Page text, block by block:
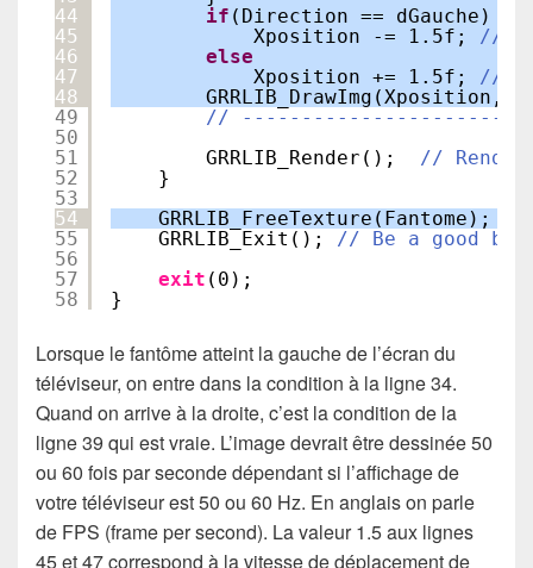
44
45
46
47
48
49
50
51
52
53
54
55
56
57
58
if (Direction == dGauche)
Xposition -= 1.5f; //
else
Xposition += 1.5f; //
//
GRRLIB_Render(); //
}
GRRLIB_FreeTexture(Fantome);
GRRLIB_Exit(); // Be a good
exit (0);
}
Lorsque le fantôme atteint la gauche de l’écran du
téléviseur, on entre dans la condition à la ligne 34.
Quand on arrive à la droite, c’est la condition de la
ligne 39 qui est vraie. L’image devrait être dessinée 50
ou 60 fois par seconde dépendant si l’affichage de
votre téléviseur est 50 ou 60 Hz. En anglais on parle
de FPS (frame per second). La valeur 1.5 aux lignes
45 et 47 correspond à la vitesse de déplacement de